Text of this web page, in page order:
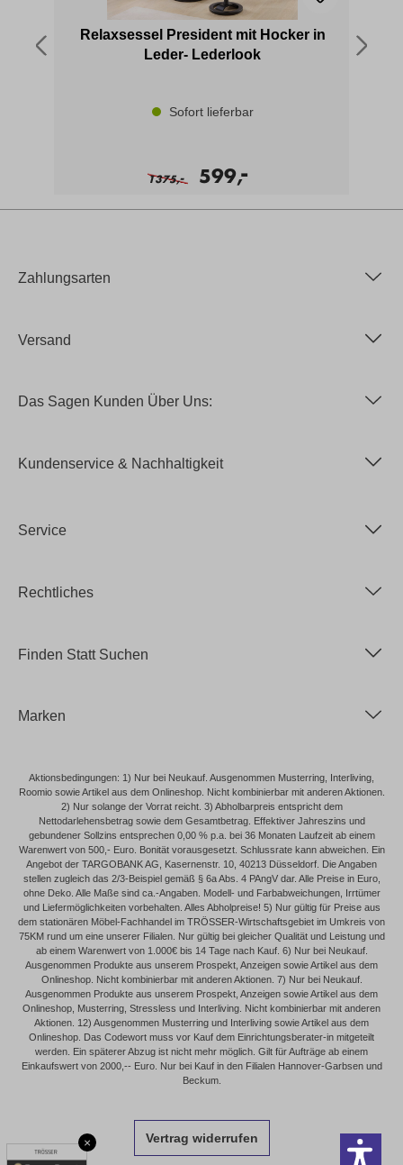
×
Relaxsessel President mit Hocker in
Leder- Lederlook
Sofort lieferbar
1375,
- 599,
-
Zahlungsarten
Versand
Das Sagen Kunden Über Uns:
Kundenservice & Nachhaltigkeit
Service
Rechtliches
Finden Statt Suchen
Marken
Aktionsbedingungen: 1) Nur bei Neukauf. Ausgenommen Musterring, Interliving,
Roomio sowie Artikel aus dem Onlineshop. Nicht kombinierbar mit anderen Aktionen.
2) Nur solange der Vorrat reicht. 3) Abholbarpreis entspricht dem
Nettodarlehensbetrag sowie dem Gesamtbetrag. Effektiver Jahreszins und
gebundener Sollzins entsprechen 0,00 % p.a. bei 36 Monaten Laufzeit ab einem
Warenwert von 500,- Euro. Bonität vorausgesetzt. Schlussrate kann abweichen. Ein
Angebot der TARGOBANK AG, Kasernenstr. 10, 40213 Düsseldorf. Die Angaben
stellen zugleich das 2/3-Beispiel gemäß § 6a Abs. 4 PAngV dar. Alle Preise in Euro,
ohne Deko. Alle Maße sind ca.-Angaben. Modell- und Farbabweichungen, Irrtümer
und Liefermöglichkeiten vorbehalten. Alles Abholpreise! 5) Nur gültig für Preise aus
dem stationären Möbel-Fachhandel im TRÖSSER-Wirtschaftsgebiet im Umkreis von
75KM rund um eine unserer Filialen. Nur gültig bei gleicher Qualität und Leistung und
ab einem Warenwert von 1.000€ bis 14 Tage nach Kauf. 6) Nur bei Neukauf.
Ausgenommen Produkte aus unserem Prospekt, Anzeigen sowie Artikel aus dem
Onlineshop. Nicht kombinierbar mit anderen Aktionen. 7) Nur bei Neukauf.
Ausgenommen Produkte aus unserem Prospekt, Anzeigen sowie Artikel aus dem
Onlineshop, Musterring, Stressless und Interliving. Nicht kombinierbar mit anderen
Aktionen. 12) Ausgenommen Musterring und Interliving sowie Artikel aus dem
Onlineshop. Das Codewort muss vor Kauf dem Einrichtungsberater-in mitgeteilt
werden. Ein späterer Abzug ist nicht mehr möglich. Gilt für Aufträge ab einem
Einkaufswert von 2000,-- Euro. Nur bei Kauf in den Filialen Hannover-Garbsen und
Beckum.
Vertrag widerrufen